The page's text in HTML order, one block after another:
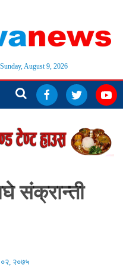
August 9, 2026
संक्रान्ती
०२, २०७५